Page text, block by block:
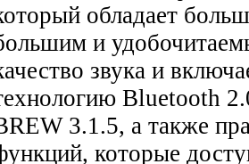
обладает
и
звука и
Bluetooth
3.1.5, а также
которые